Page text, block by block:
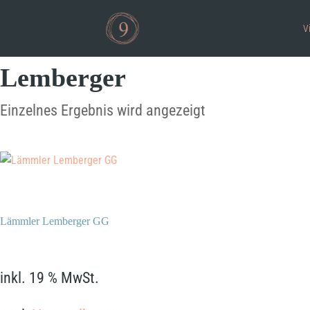
Lemberger
Einzelnes Ergebnis wird angezeigt
Lämmler Lemberger GG
inkl. 19 % MwSt.